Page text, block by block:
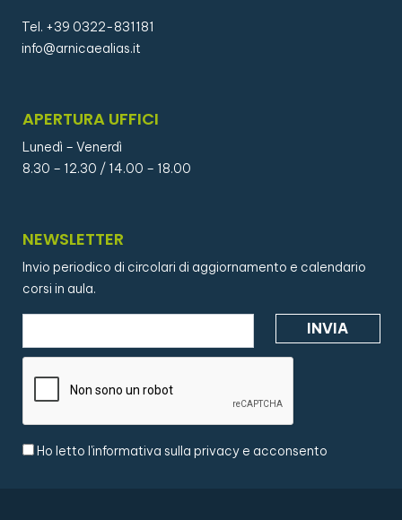
Tel. +39 0322-831181
info@arnicaealias.it
APERTURA UFFICI
Lunedì – Venerdì
8.30 – 12.30 / 14.00 – 18.00
NEWSLETTER
Invio periodico di circolari di aggiornamento e calendario
corsi in aula.
Ho letto l'informativa sulla privacy e acconsento